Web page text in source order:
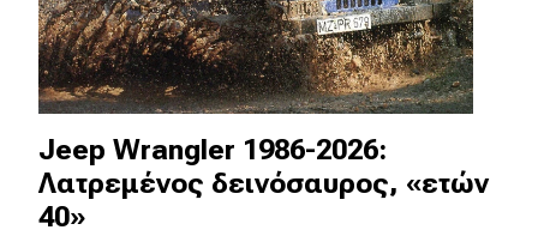
Jeep Wrangler 1986-2026:
Λατρεμένος δεινόσαυρος, «ετών
40»